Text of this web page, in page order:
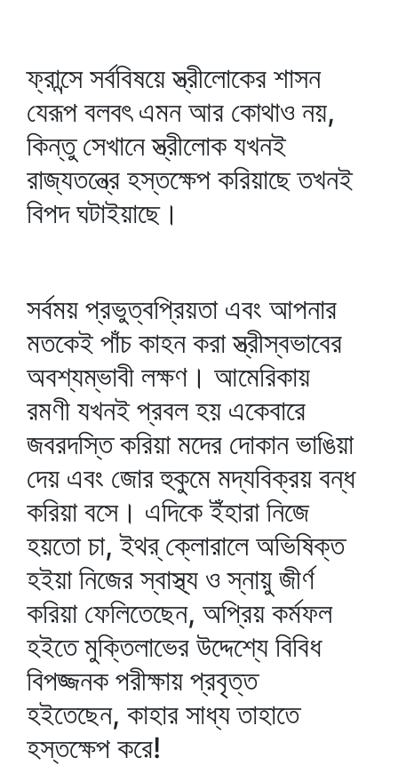
ফ্রান্সে সর্ববিষয়ে স্ত্রীলোকের শাসন
যেরূপ বলবৎ এমন আর কোথাও নয়,
কিন্তু সেখানে স্ত্রীলোক যখনই
রাজ্যতন্ত্রে হস্তক্ষেপ করিয়াছে তখনই
বিপদ ঘটাইয়াছে।
সর্বময় প্রভুত্বপ্রিয়তা এবং আপনার
মতকেই পাঁচ কাহন করা স্ত্রীস্বভাবের
অবশ্যম্ভাবী লক্ষণ। আমেরিকায়
রমণী যখনই প্রবল হয় একেবারে
জবরদস্তি করিয়া মদের দোকান ভাঙিয়া
দেয় এবং জোর হুকুমে মদ্যবিক্রয় বন্ধ
করিয়া বসে। এদিকে ইঁহারা নিজে
হয়তো চা, ইথর্‌ ক্লোরালে অভিষিক্ত
হইয়া নিজের স্বাস্থ্য ও স্নায়ু জীর্ণ
করিয়া ফেলিতেছেন, অপ্রিয় কর্মফল
হইতে মুক্তিলাভের উদ্দেশ্যে বিবিধ
বিপজ্জনক পরীক্ষায় প্রবৃত্ত
হইতেছেন, কাহার সাধ্য তাহাতে
হস্তক্ষেপ করে!